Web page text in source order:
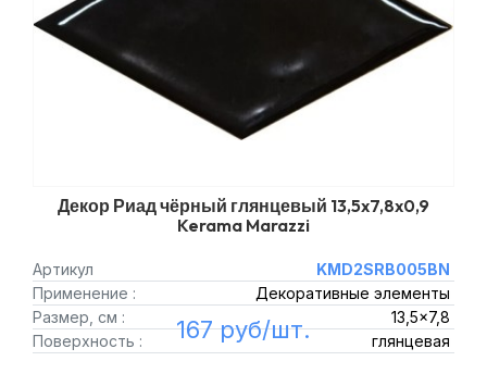
Декор Риад чёрный глянцевый 13,5x7,8x0,9
Kerama Marazzi
Артикул
KMD2SRB005BN
Применение :
Декоративные элементы
Размер, см :
13,5x7,8
Поверхность :
глянцевая
167 руб/шт.